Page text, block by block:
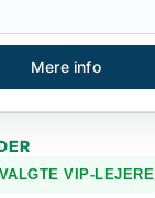
Mere info
VIP-LEJERE